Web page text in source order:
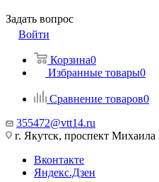
Задать вопрос
Войти
Корзина0
Избранные товары0
Сравнение товаров0
355472@vtt14.ru
г. Якутск, проспект Михаила
Вконтакте
Яндекс.Дзен